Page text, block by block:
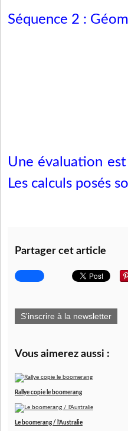
Séquence 2 :
Une évaluation
Les calculs posés
Partager cet article
S'inscrire à la newsletter
Vous aimerez aussi :
Rallye copie le boomerang
Le boomerang / l'Australie